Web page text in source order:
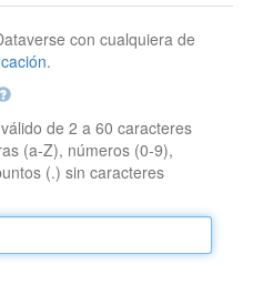
con cualquiera de
.
de 2 a 60 caracteres
(a-Z), números (0-9),
(.) sin caracteres